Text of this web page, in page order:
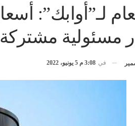
مسئولية مشتركة
في 3:08 م 5 يونيو، 2022